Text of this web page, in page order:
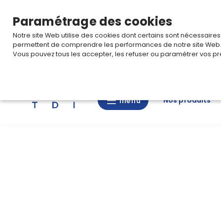
menu
menu Nos produits
Paramétrage des cookies
Notre site Web utilise des cookies dont certains sont
permettent de comprendre les performances de notre site Web.
Vous pouvez tous les accepter, les refuser ou paramétrer vos